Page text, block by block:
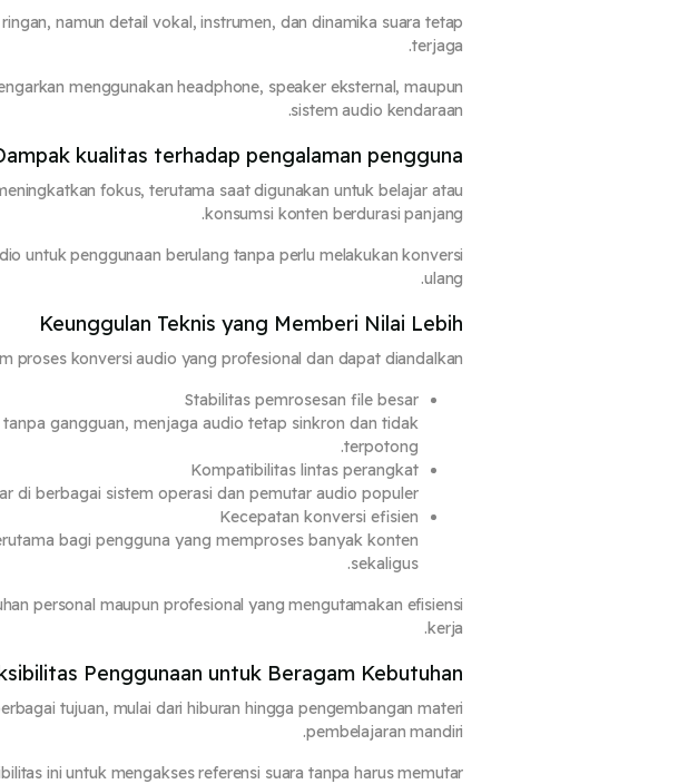
namun detail vokal, instrumen, dan dinamika suara tetap
terjaga.
menggunakan headphone, speaker eksternal, maupun
sistem audio kendaraan.
kualitas terhadap pengalaman pengguna
fokus, terutama saat digunakan untuk belajar atau
konsumsi konten berdurasi panjang.
untuk penggunaan berulang tanpa perlu melakukan konversi
ulang.
Keunggulan Teknis yang Memberi Nilai Lebih
proses konversi audio yang profesional dan dapat diandalkan.
Stabilitas pemrosesan file besar
gangguan, menjaga audio tetap sinkron dan tidak
terpotong.
Kompatibilitas lintas perangkat
di berbagai sistem operasi dan pemutar audio populer.
Kecepatan konversi efisien
bagi pengguna yang memproses banyak konten
sekaligus.
personal maupun profesional yang mengutamakan efisiensi
kerja.
Penggunaan untuk Beragam Kebutuhan
tujuan, mulai dari hiburan hingga pengembangan materi
pembelajaran mandiri.
ini untuk mengakses referensi suara tanpa harus memutar